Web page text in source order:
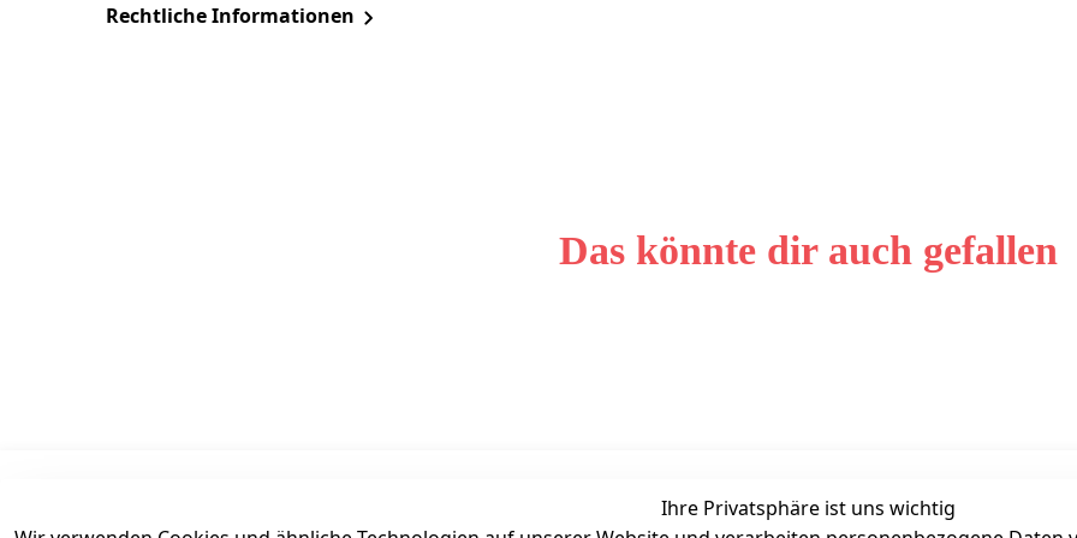
Rechtliche Informationen
Das könnte dir auch gefallen
Ihre Privatsphäre ist uns wichtig
Unternehmen